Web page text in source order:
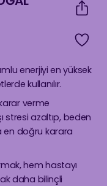
enerjiyi en yüksek
kullanılır.
verme
stresi azaltıp, beden
en doğru karara
hem hastayı
daha bilinçli